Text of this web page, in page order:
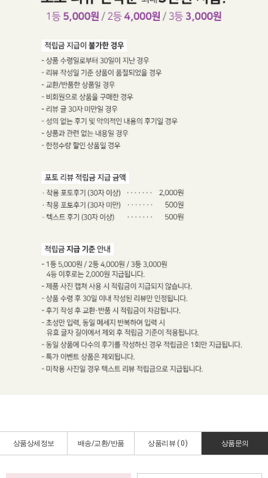
상품상세정보 배송/교환/반품 상품리뷰 (0) 상품문의